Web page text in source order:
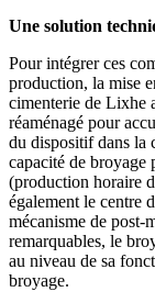
Une solution
Pour intégrer ces
production, la mise
cimenterie de Lixhe
réaménagé pour
du dispositif dans la
capacité de broyage
(production horaire
également le centre
mécanisme de post-
remarquables, le
au niveau de sa
broyage.